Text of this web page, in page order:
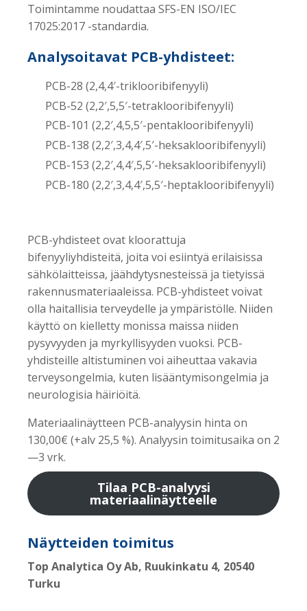
Toimintamme noudattaa SFS-EN ISO/IEC
17025:2017 -standardia.
Analysoitavat PCB-yhdisteet:
PCB-28 (2,4,4′-triklooribifenyyli)
PCB-52 (2,2′,5,5′-tetraklooribifenyyli)
PCB-101 (2,2′,4,5,5′-pentaklooribifenyyli)
PCB-138 (2,2′,3,4,4′,5′-heksaklooribifenyyli)
PCB-153 (2,2′,4,4′,5,5′-heksaklooribifenyyli)
PCB-180 (2,2′,3,4,4′,5,5′-heptaklooribifenyyli)
PCB-yhdisteet ovat kloorattuja
bifenyyliyhdisteitä, joita voi esiintyä erilaisissa
sähkölaitteissa, jäähdytysnesteissä ja tietyissä
rakennusmateriaaleissa. PCB-yhdisteet voivat
olla haitallisia terveydelle ja ympäristölle. Niiden
käyttö on kielletty monissa maissa niiden
pysyvyyden ja myrkyllisyyden vuoksi. PCB-
yhdisteille altistuminen voi aiheuttaa vakavia
terveysongelmia, kuten lisääntymisongelmia ja
neurologisia häiriöitä.
Materiaalinäytteen PCB-analyysin hinta on
130,00€ (+alv 25,5 %). Analyysin toimitusaika on 2
—3 vrk.
Tilaa PCB-analyysi
materiaalinäytteelle
Näytteiden toimitus
Top Analytica Oy Ab, Ruukinkatu 4, 20540
Turku